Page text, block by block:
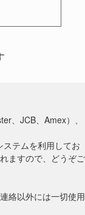
、JCB、Amex）、
テムを利用してお
ますので、どうぞご
絡以外には一切使用